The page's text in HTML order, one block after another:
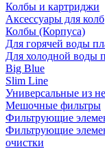
Колбы и картриджи
Аксессуары для колб
Колбы (Корпуса)
Для горячей воды
Для холодной воды
Big Blue
Slim Line
Универсальные из
Мешочные фильтры
Фильтрующие
Фильтрующие
очистки